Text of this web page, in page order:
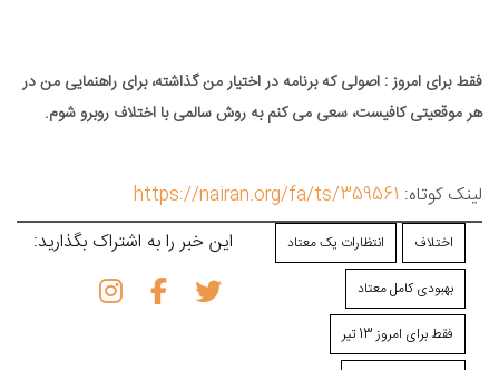
فقط برای امروز : اصولی که برنامه در اختیار من گذاشته، برای راهنمایی من در
هر موقعیتی کافیست، سعی می ⁯کنم به روش سالمی با اختلاف روبرو شوم.
لینک کوتاه: https://nairan.org/fa/ts/359561
اختلاف انتظارات یک معتاد
بهبودی کامل معتاد
فقط برای امروز 13 تیر
این خبر را به اشتراک بگذارید: